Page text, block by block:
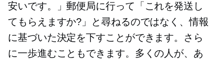
安いです。」郵便局に行って「これを発送し
てもらえますか?」と尋ねるのではなく、情報
に基づいた決定を下すことができます。さら
に一歩進むこともできます。多くの人が、あ